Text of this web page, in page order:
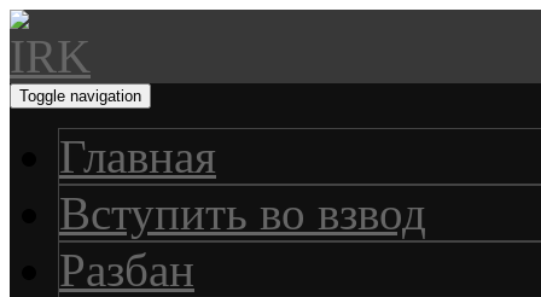
Toggle navigation
Главная
Вступить во взвод
Разбан